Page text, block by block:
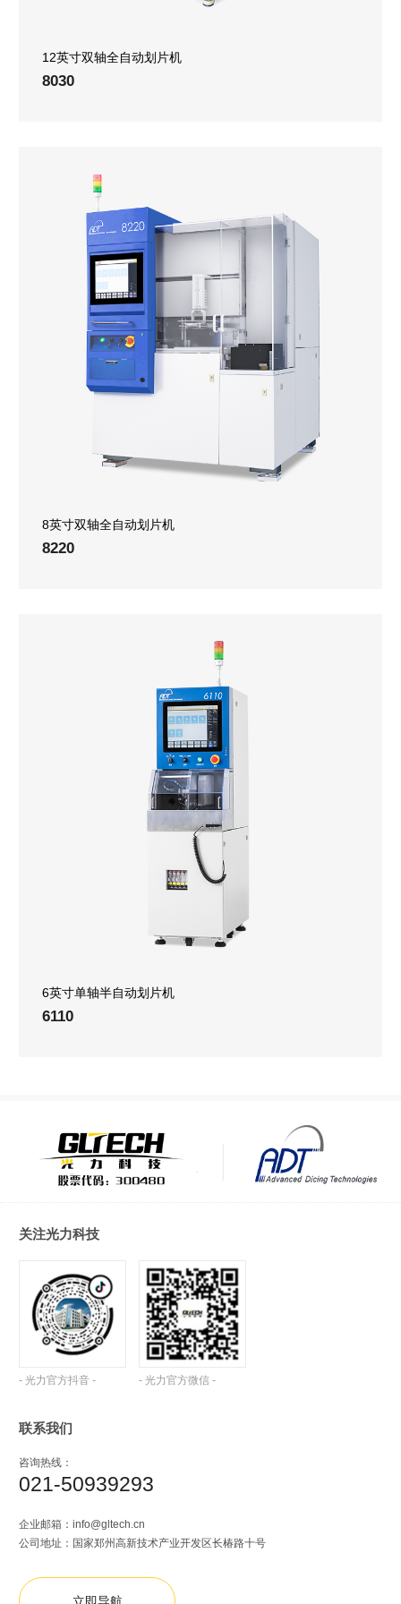
12英寸双轴全自动划片机
8030
8英寸双轴全自动划片机
8220
6英寸单轴半自动划片机
6110
关注光力科技
- 光力官方抖音 - - 光力官方微信 -
联系我们
咨询热线：
021-50939293
企业邮箱： info@gltech.cn
公司地址：国家郑州高新技术产业开发区长椿路十号
立即导航